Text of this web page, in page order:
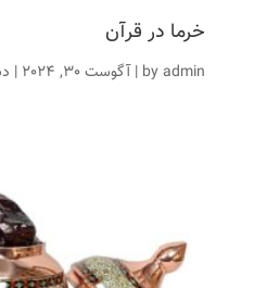
خرما در قرآن
byadmin
|آگوست 30, 2024 |